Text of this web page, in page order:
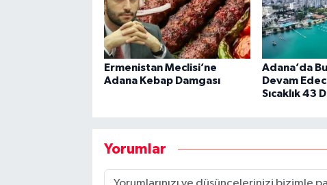
Ermenistan Meclisi’ne
Adana Kebap Damgası
Adana’da
Devam
Sıcaklık 43
Yorumlar